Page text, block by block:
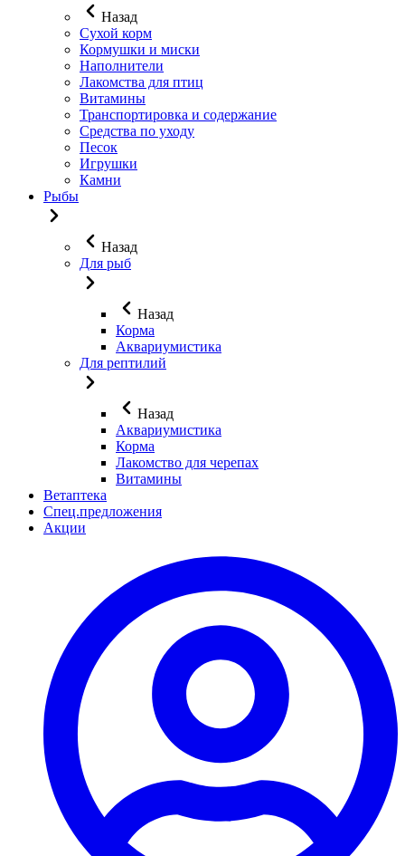
Назад
Сухой корм
Кормушки и миски
Наполнители
Лакомства для птиц
Витамины
Транспортировка и содержание
Средства по уходу
Песок
Игрушки
Камни
Рыбы
Назад
Для рыб
Назад
Корма
Аквариумистика
Для рептилий
Назад
Аквариумистика
Корма
Лакомство для черепах
Витамины
Ветаптека
Спец.предложения
Акции